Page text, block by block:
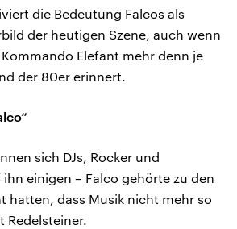
die Bedeutung Falcos als
der heutigen Szene, auch wenn
Elefant mehr denn je
der 80er erinnert.
sich DJs, Rocker und
einigen – Falco gehörte zu den
hatten, dass Musik nicht mehr so
Redelsteiner.